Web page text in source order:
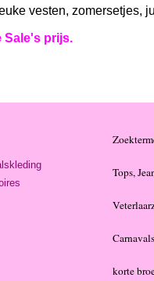
vesten, zomersetjes,
Sale's prijs.
Tops,
korte